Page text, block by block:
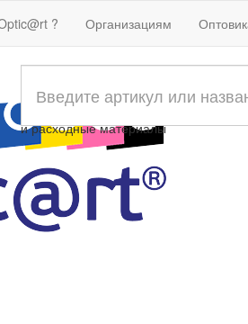
? Организациям
Совместимые картриджи
и расходные материалы